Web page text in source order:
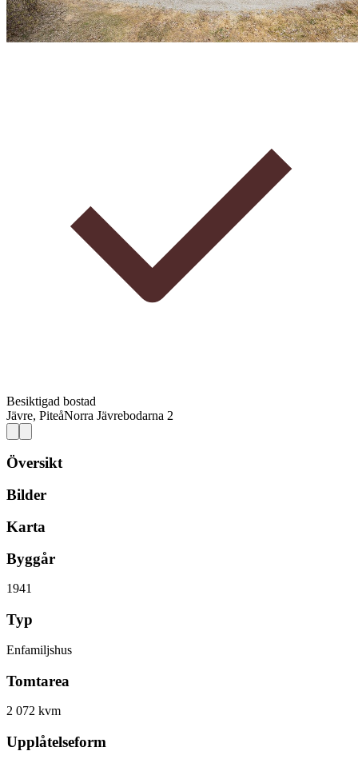
Besiktigad bostad
Jävre, PiteåNorra Jävrebodarna 2
Översikt
Bilder
Karta
Byggår
1941
Typ
Enfamiljshus
Tomtarea
2 072 kvm
Upplåtelseform